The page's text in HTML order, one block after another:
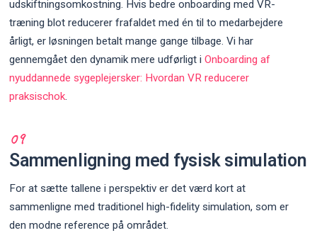
udskiftningsomkostning. Hvis bedre onboarding med VR-
træning blot reducerer frafaldet med én til to medarbejdere
årligt, er løsningen betalt mange gange tilbage. Vi har
gennemgået den dynamik mere udførligt iOnboarding af
nyuddannede sygeplejersker: Hvordan VR reducerer
praksischok.
Sammenligning med fysisk simulation
For at sætte tallene i perspektiv er det værd kort at
sammenligne med traditionel high-fidelity simulation, som er
den modne reference på området.